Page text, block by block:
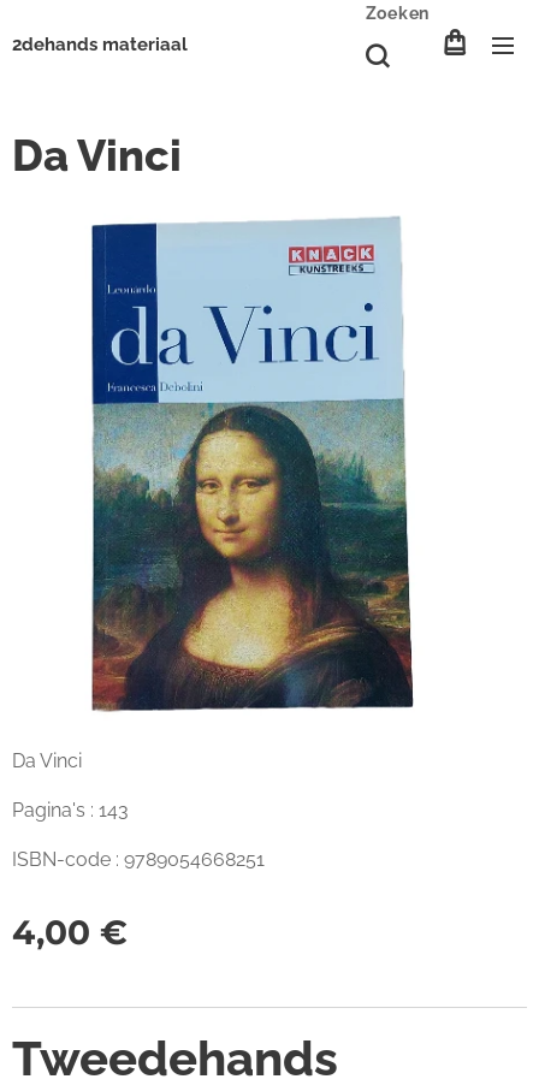
2dehands materiaal
Zoeken
Da Vinci
Da Vinci
Pagina's : 143
ISBN-code : 9789054668251
4,00 €
Tweedehands